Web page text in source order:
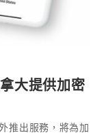
大提供加密
推出服務，將為加